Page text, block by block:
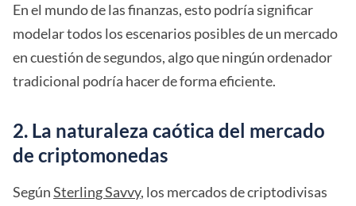
En el mundo de las finanzas, esto podría significar
modelar todos los escenarios posibles de un mercado
en cuestión de segundos, algo que ningún ordenador
tradicional podría hacer de forma eficiente.
2. La naturaleza caótica del mercado
de criptomonedas
SegúnSterling Savvy, los mercados de criptodivisas